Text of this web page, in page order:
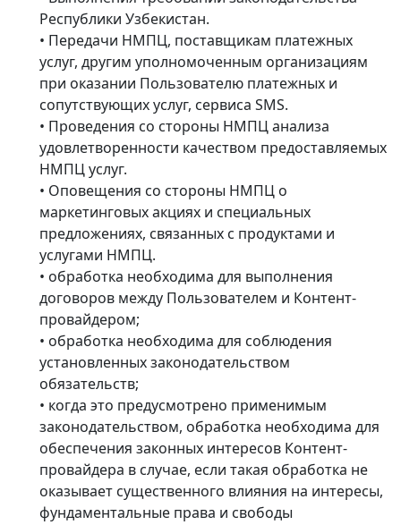
Республики Узбекистан.
• Передачи НМПЦ, поставщикам платежных
услуг, другим уполномоченным организациям
при оказании Пользователю платежных и
сопутствующих услуг, сервиса SMS.
• Проведения со стороны НМПЦ анализа
удовлетворенности качеством предоставляемых
НМПЦ услуг.
• Оповещения со стороны НМПЦ о
маркетинговых акциях и специальных
предложениях, связанных с продуктами и
услугами НМПЦ.
• обработка необходима для выполнения
договоров между Пользователем и Контент-
провайдером;
• обработка необходима для соблюдения
установленных законодательством
обязательств;
• когда это предусмотрено применимым
законодательством, обработка необходима для
обеспечения законных интересов Контент-
провайдера в случае, если такая обработка не
оказывает существенного влияния на интересы,
фундаментальные права и свободы